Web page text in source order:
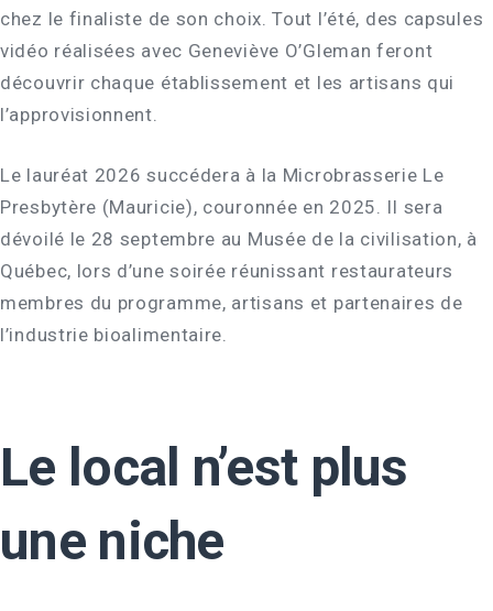
chez le finaliste de son choix. Tout l’été, des capsules
vidéo réalisées avec Geneviève O’Gleman feront
découvrir chaque établissement et les artisans qui
l’approvisionnent.
Le lauréat 2026 succédera à la Microbrasserie Le
Presbytère (Mauricie), couronnée en 2025. Il sera
dévoilé le 28 septembre au Musée de la civilisation, à
Québec, lors d’une soirée réunissant restaurateurs
membres du programme, artisans et partenaires de
l’industrie bioalimentaire.
Le local n’est plus
une niche